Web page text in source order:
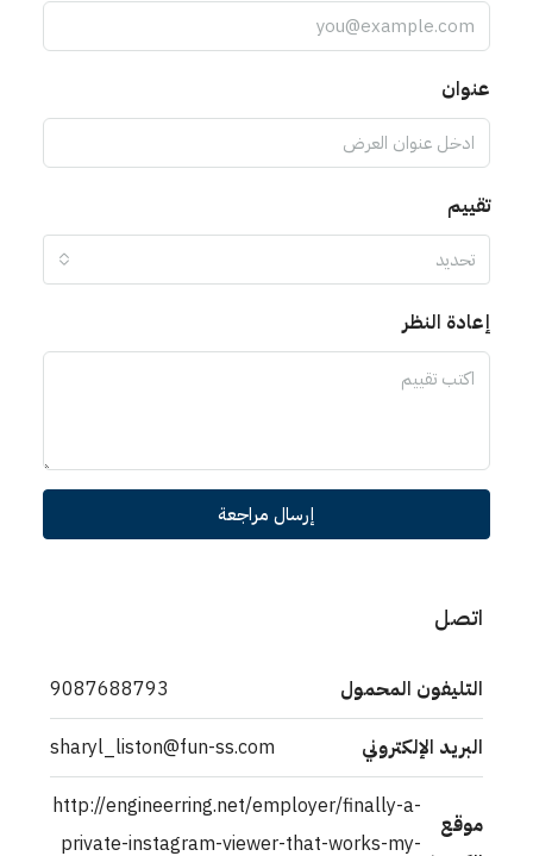
عنوان
تقييم
تحديد
إعادة النظر
إرسال مراجعة
اتصل
التليفون المحمول 9087688793
البريد الإلكتروني sharyl_liston@fun-ss.com
موقع
http://engineerring.net/employer/finally-a-
private-instagram-viewer-that-works-my-